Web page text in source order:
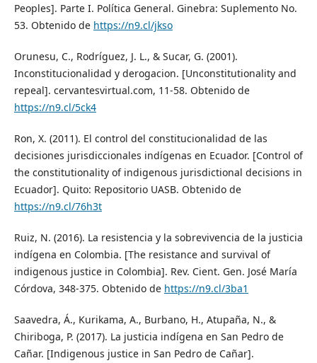
Peoples]. Parte I. Política General. Ginebra: Suplemento No.
53. Obtenido de https://n9.cl/jkso
Orunesu, C., Rodríguez, J. L., & Sucar, G. (2001).
Inconstitucionalidad y derogacion. [Unconstitutionality and
repeal]. cervantesvirtual.com, 11-58. Obtenido de
https://n9.cl/5ck4
Ron, X. (2011). El control del constitucionalidad de las
decisiones jurisdiccionales indígenas en Ecuador. [Control of
the constitutionality of indigenous jurisdictional decisions in
Ecuador]. Quito: Repositorio UASB. Obtenido de
https://n9.cl/76h3t
Ruiz, N. (2016). La resistencia y la sobrevivencia de la justicia
indígena en Colombia. [The resistance and survival of
indigenous justice in Colombia]. Rev. Cient. Gen. José María
Córdova, 348-375. Obtenido de https://n9.cl/3ba1
Saavedra, Á., Kurikama, A., Burbano, H., Atupaña, N., &
Chiriboga, P. (2017). La justicia indígena en San Pedro de
Cañar. [Indigenous justice in San Pedro de Cañar].